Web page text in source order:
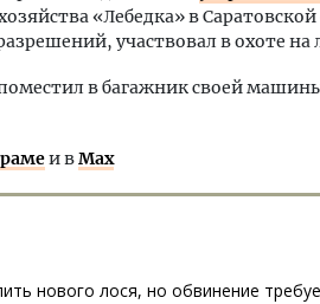
«Лебедка» в Саратовской
участвовал в охоте на
в багажник своей
и вMax
нового лося, но обвинение